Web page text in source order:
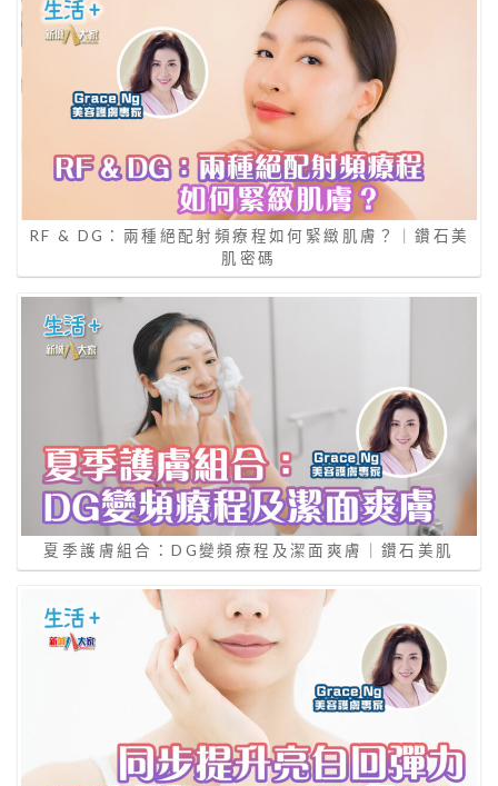
RF & DG：兩種絕配射頻療程如何緊緻肌膚？｜鑽石美
肌密碼
夏季護膚組合：DG變頻療程及潔面爽膚｜鑽石美肌